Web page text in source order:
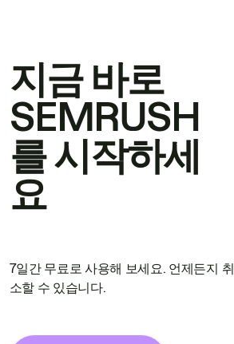
지금 바로
SEMRUSH
를 시작하세
요
7일간 무료로 사용해 보세요. 언제든지 취
소할 수 있습니다.